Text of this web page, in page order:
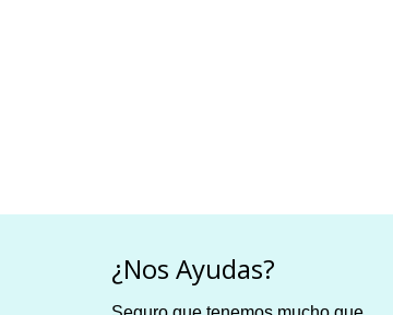
¿Nos Ayudas?